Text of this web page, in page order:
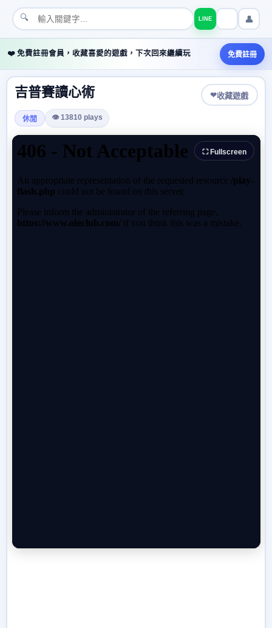
🔍 LINE 👤
❤️ 免費註冊會員，收藏喜愛的遊戲，下次回來繼續玩 免費註冊
吉普賽讀心術 ❤收藏遊戲
休閒 👁 13810 plays
⛶ Fullscreen